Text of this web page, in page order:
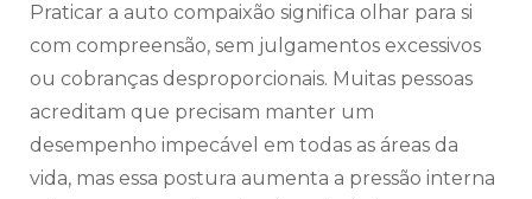
Praticar a auto compaixão significa olhar para si
com compreensão, sem julgamentos excessivos
ou cobranças desproporcionais. Muitas pessoas
acreditam que precisam manter um
desempenho impecável em todas as áreas da
vida, mas essa postura aumenta a pressão interna